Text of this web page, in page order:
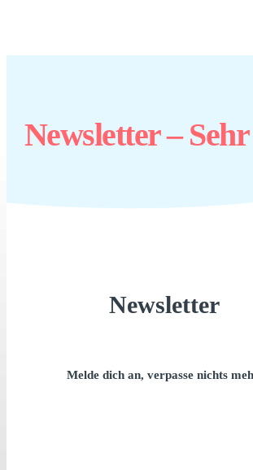
Newsletter –
Newsletter
Melde dich an, verpasse nichts